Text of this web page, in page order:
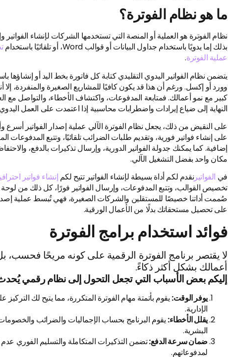
ما هو نظام الفوترة؟
نظام الفوترة هو العملية أو المنصة التي تستخدمها الشركات لإنشاء الفواتير
بذلك إما يدويًا باستخدام جداول البيانات أو قوالب Word، أو تلقائيًا باستخدام
عملية الفوترة.
يتضمن نظام الفواتير اليدوي التقليدي كتابة كل فاتورة بخط اليد أو
وورد أو إكسل. ورغم أن هذا قد يكون كافيًا للمشاريع الصغيرة والمنفردة،
كبير مع نمو أعمالك. فمتابعة المدفوعات، واكتشاف الأخطاء، والتواصل مع
النهاية إلى ضياع إيرادات واضطرابات محاسبية إذا اعتمدت على العمل
على النقيض من ذلك، يجعل نظام الفوترة الآلي عملية إصدار الفواتير أسرع
على إنشاء فواتير فورية، وتقديم طلبات الضرائب تلقائيًا، وتتبع المدفوعات
إضافية. كما يمكنك جدولة الفواتير الدورية، وإرسال تذكيرات بالدفع،
مكان واحد بفضل التشغيل الآلي.
في الفواتيرنقدم لكم أداة بسيطة لإنشاء الفواتير تتيح لكمإنشاء فواتير
تخصيص القوالب، وتتبع المدفوعات، وإرسال الفواتير فورًا، كل ذلك من
صُممت أداتنا خصيصًا للمستقلين والشركات الصغيرة، فهي تُبسط عملية إصدار
على تحصيل مستحقاتك بدلًا من الأعمال الورقية.
فوائد استخدام برامج الفوترة
لا يقتصر برنامج الفوترة الرقمية على كونه مريحًا فحسب،
أعمالك بشكل أكثر ذكاءً.
إليكم بعض الأسباب التي تجعل التحول إلى نظام رقمي
يوفر الوقت:يقوم بأتمتة مهام الفوترة المتكررة، مما يتيح لك
الإدارية.
يقلل الأخطاء:يقوم البرنامج بحساب الإجماليات والضرائب والخصومات
البشرية.
ضمان سرعة الدفع:تضمن التذكيرات المتكاملة والتسليم الفوري عدم
لمدفوعاتهم.